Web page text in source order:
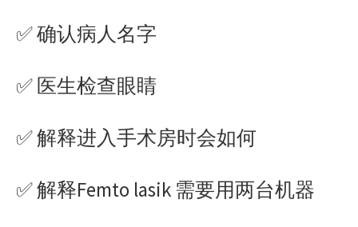
✅ 确认病人名字
✅ 医生检查眼睛
✅ 解释进入手术房时会如何
✅ 解释Femto lasik 需要用两台机器